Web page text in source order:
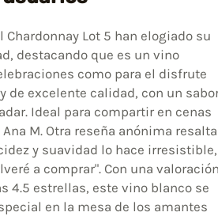
Lot 5 han elogiado su
destacando que es un vino
como para el disfrute
de excelente calidad, con un
Ideal para compartir en cenas
M. Otra reseña anónima
y suavidad lo hace irresistible,
a comprar". Con una
4.5 estrellas, este vino blanco se
en la mesa de los amantes